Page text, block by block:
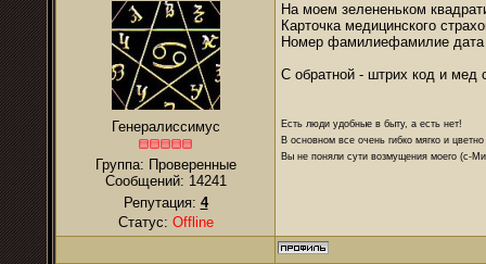
Генералиссимус
Группа: Проверенные
Сообщений: 14241
Репутация: 4
Статус: Offline
На моем зелененьком
Карточка медицинского
Номер фамилиефамилие дата
С обратной - штрих код и мед
Есть люди удобные в быту, а есть нет!
В основном все очень гибко мягко и цветно
Вы не поняли сути возмущения моего (с-